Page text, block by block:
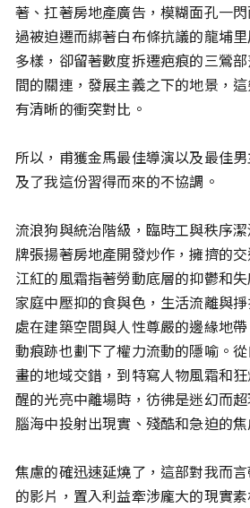
著、扛著房地產廣告，模糊面孔一
過被迫遷而綁著白布條抗議的龍埔
多樣，卻留著數度拆遷疤痕的三鶯
間的關連，發展主義之下的地景，
有清晰的衝突對比。
所以，甫獲金馬最佳導演以及最佳
及了我這份習得而來的不協調。
流浪狗與統治階級，臨時工與秩序
牌張揚著房地產開發炒作，擁擠的
江紅的風霜指著勞動底層的抑鬱和
家庭中壓抑的食與色，生活流離與
處在建築空間與人性尊嚴的邊緣地
動痕跡也劃下了權力流動的隱喻。
畫的地域交錯，到特寫人物風霜和
醒的光亮中離場時，彷彿是迷幻而
腦海中投射出現實、殘酷和急迫的焦
焦慮的確迅速延燒了，這部對我而
的影片，置入利益牽涉龐大的現實